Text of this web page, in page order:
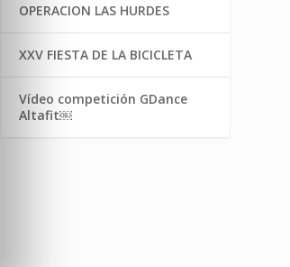
OPERACION LAS HURDES
XXV FIESTA DE LA BICICLETA
Vídeo competición GDance
Altafit￼